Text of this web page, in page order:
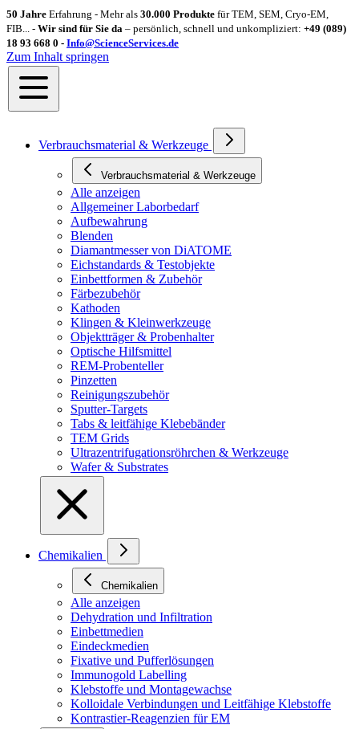
50 Jahre Erfahrung - Mehr als 30.000 Produkte für TEM, SEM, Cryo-EM,
FIB... - Wir sind für Sie da – persönlich, schnell und unkompliziert: +49 (089)
18 93 668 0 - Info@ScienceServices.de
Zum Inhalt springen
Verbrauchsmaterial & Werkzeuge
Verbrauchsmaterial & Werkzeuge
Alle anzeigen
Allgemeiner Laborbedarf
Aufbewahrung
Blenden
Diamantmesser von DiATOME
Eichstandards & Testobjekte
Einbettformen & Zubehör
Färbezubehör
Kathoden
Klingen & Kleinwerkzeuge
Objektträger & Probenhalter
Optische Hilfsmittel
REM-Probenteller
Pinzetten
Reinigungszubehör
Sputter-Targets
Tabs & leitfähige Klebebänder
TEM Grids
Ultrazentrifugationsröhrchen & Werkzeuge
Wafer & Substrates
Chemikalien
Chemikalien
Alle anzeigen
Dehydration und Infiltration
Einbettmedien
Eindeckmedien
Fixative und Pufferlösungen
Immunogold Labelling
Klebstoffe und Montagewachse
Kolloidale Verbindungen und Leitfähige Klebstoffe
Kontrastier-Reagenzien für EM